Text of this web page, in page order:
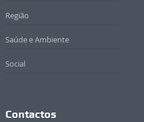
Região
Saúde e Ambiente
Social
Contactos